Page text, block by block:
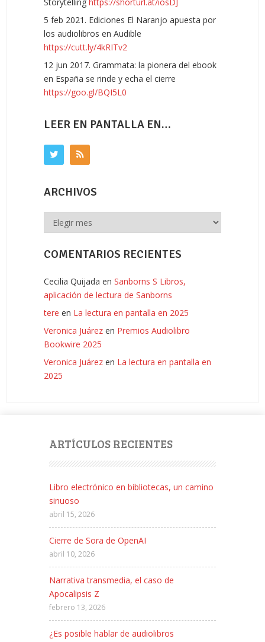
5 feb 2021. Ediciones El Naranjo apuesta por
los audiolibros en Audible
https://cutt.ly/4kRITv2
12 jun 2017. Grammata: la pionera del ebook
en España se rinde y echa el cierre
https://goo.gl/BQI5L0
LEER EN PANTALLA EN…
ARCHIVOS
Archivos
COMENTARIOS RECIENTES
Cecilia Quijada en Sanborns S Libros,
aplicación de lectura de Sanborns
tere en La lectura en pantalla en 2025
Veronica Juárez en Premios Audiolibro
Bookwire 2025
Veronica Juárez en La lectura en pantalla en
2025
ARTÍCULOS RECIENTES
Libro electrónico en bibliotecas, un camino
sinuoso
abril 15, 2026
Cierre de Sora de OpenAI
abril 10, 2026
Narrativa transmedia, el caso de
Apocalipsis Z
febrero 13, 2026
¿Es posible hablar de audiolibros